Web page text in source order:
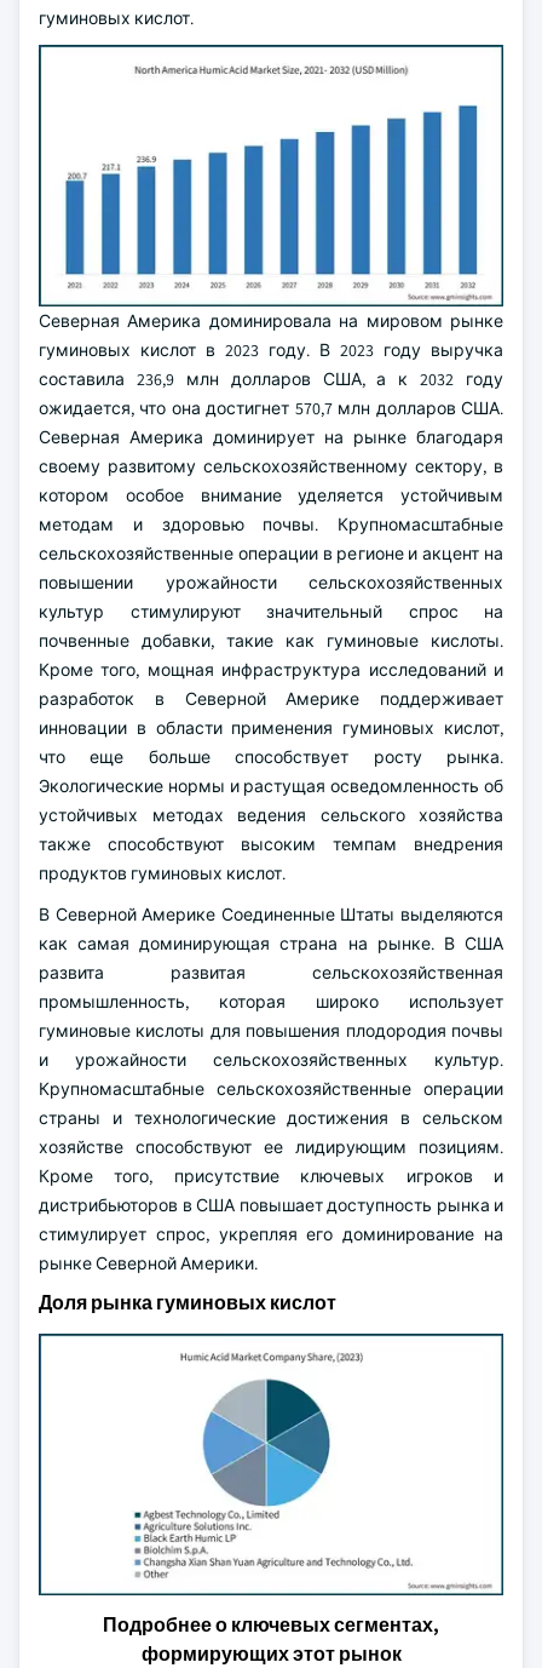
гуминовых кислот.
Северная Америка доминировала на мировом рынке
гуминовых кислот в 2023 году. В 2023 году выручка
составила 236,9 млн долларов США, а к 2032 году
ожидается, что она достигнет 570,7 млн долларов США.
Северная Америка доминирует на рынке благодаря
своему развитому сельскохозяйственному сектору, в
котором особое внимание уделяется устойчивым
методам и здоровью почвы. Крупномасштабные
сельскохозяйственные операции в регионе и акцент на
повышении урожайности сельскохозяйственных
культур стимулируют значительный спрос на
почвенные добавки, такие как гуминовые кислоты.
Кроме того, мощная инфраструктура исследований и
разработок в Северной Америке поддерживает
инновации в области применения гуминовых кислот,
что еще больше способствует росту рынка.
Экологические нормы и растущая осведомленность об
устойчивых методах ведения сельского хозяйства
также способствуют высоким темпам внедрения
продуктов гуминовых кислот.
В Северной Америке Соединенные Штаты выделяются
как самая доминирующая страна на рынке. В США
развита развитая сельскохозяйственная
промышленность, которая широко использует
гуминовые кислоты для повышения плодородия почвы
и урожайности сельскохозяйственных культур.
Крупномасштабные сельскохозяйственные операции
страны и технологические достижения в сельском
хозяйстве способствуют ее лидирующим позициям.
Кроме того, присутствие ключевых игроков и
дистрибьюторов в США повышает доступность рынка и
стимулирует спрос, укрепляя его доминирование на
рынке Северной Америки.
Доля рынка гуминовых кислот
Подробнее о ключевых сегментах,
формирующих этот рынок